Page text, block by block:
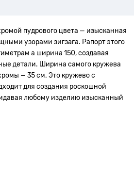
пудрового цвета — изысканная
узорами зигзага. Рапорт этого
а ширина 150, создавая
детали. Ширина самого кружева
— 35 см. Это кружево с
для создания роскошной
любому изделию изысканный